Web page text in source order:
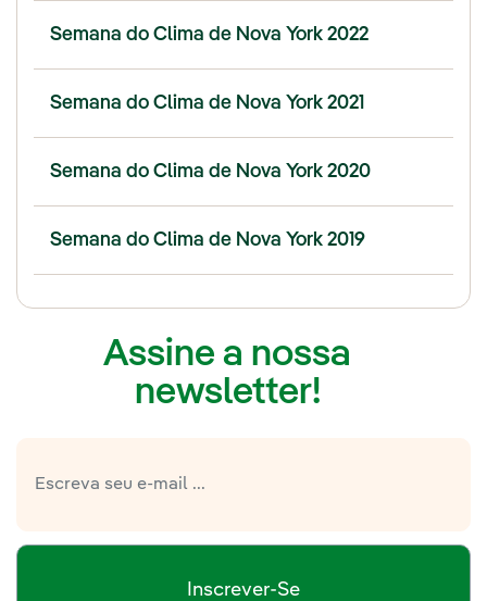
Semana do Clima de Nova York 2022
Semana do Clima de Nova York 2021
Semana do Clima de Nova York 2020
Semana do Clima de Nova York 2019
Assine a nossa
newsletter!
Inscrever-Se